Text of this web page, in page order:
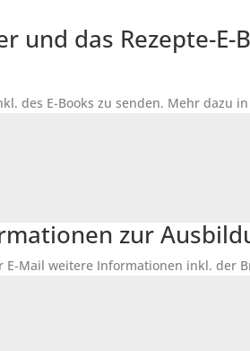
das Rezepte-E-
des E-Books zu senden. Mehr dazu
zur
Mail weitere Informationen inkl. der